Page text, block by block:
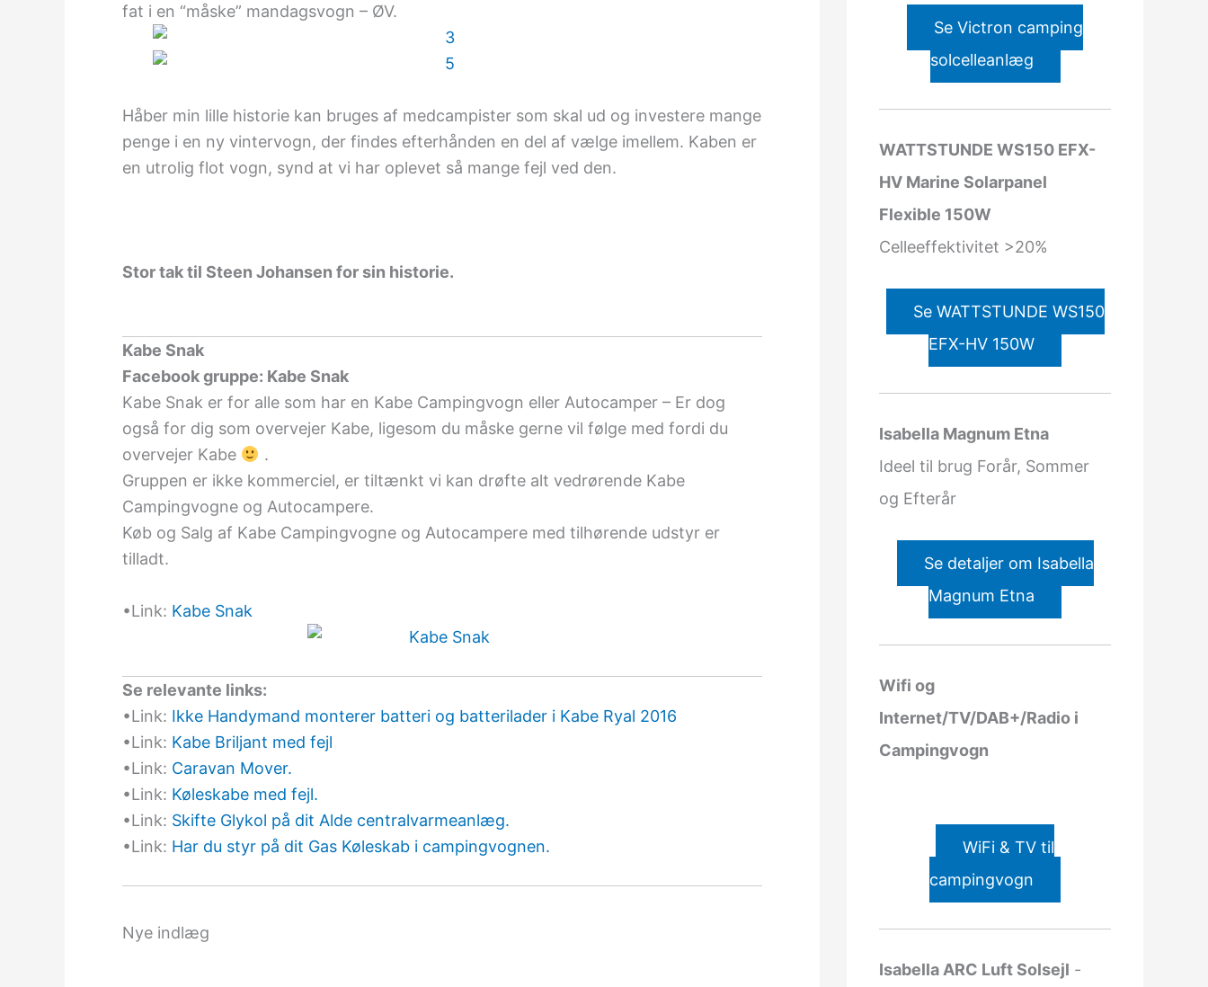
fat i en “måske” mandagsvogn – ØV.
Håber min lille historie kan bruges af medcampister som skal ud og investere mange
penge i en ny vintervogn, der findes efterhånden en del af vælge imellem. Kaben er
en utrolig flot vogn, synd at vi har oplevet så mange fejl ved den.
Stor tak til Steen Johansen for sin historie.
Kabe Snak
Facebook gruppe: Kabe Snak
Kabe Snak er for alle som har en Kabe Campingvogn eller Autocamper – Er dog
også for dig som overvejer Kabe, ligesom du måske gerne vil følge med fordi du
overvejer Kabe
.
Gruppen er ikke kommerciel, er tiltænkt vi kan drøfte alt vedrørende Kabe
Campingvogne og Autocampere.
Køb og Salg af Kabe Campingvogne og Autocampere med tilhørende udstyr er
tilladt.
•Link: Kabe Snak
Se relevante links:
•Link: Ikke Handymand monterer batteri og batterilader i Kabe Ryal 2016
•Link: Kabe Briljant med fejl
•Link: Caravan Mover.
•Link: Køleskabe med fejl.
•Link: Skifte Glykol på dit Alde centralvarmeanlæg.
•Link: Har du styr på dit Gas Køleskab i campingvognen.
Nye indlæg
Se Victron camping
solcelleanlæg
WATTSTUNDE WS150 EFX-
HV Marine Solarpanel
Flexible 150W
Celleeffektivitet >20%
Se WATTSTUNDE WS150
EFX-HV 150W
Isabella Magnum Etna
Ideel til brug Forår, Sommer
og Efterår
Se detaljer om Isabella
Magnum Etna
Wifi og
Internet/TV/DAB+/Radio i
Campingvogn
WiFi & TV til
campingvogn
Isabella ARC Luft Solsejl -